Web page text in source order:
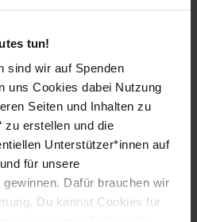
tun!
sind wir auf Spenden
uns Cookies dabei Nutzung
Seiten und Inhalten zu
zu erstellen und die
Unterstützer*innen auf
für unsere
Dafür brauchen wir
Du kannst Cookies für